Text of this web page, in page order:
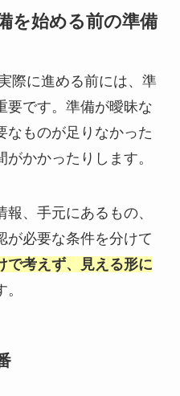
を始める前の準備
際に進める前には、準
要です。準備が曖昧な
なものが足りなかった
かかったりします。
、手元にあるもの、
が必要な条件を分けて
で考えず、見える形に